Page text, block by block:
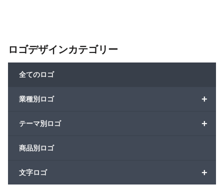
ロゴデザインカテゴリー
全てのロゴ
+
業種別ロゴ
+
テーマ別ロゴ
商品別ロゴ
+
文字ロゴ